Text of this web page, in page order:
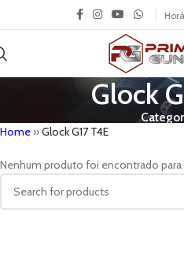
Glock
Home »Glock G17 T4E
Nenhum produto foi encontrado para